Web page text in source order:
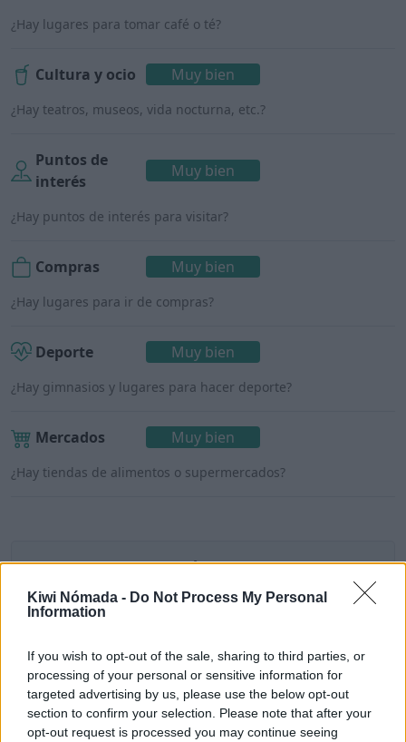
Kiwi Nómada - Do Not Process My Personal
Information
If you wish to opt-out of the sale, sharing to third parties, or
processing of your personal or sensitive information for
targeted advertising by us, please use the below opt-out
section to confirm your selection. Please note that after your
opt-out request is processed you may continue seeing
¿Hay lugares para tomar café o té?
Cultura y ocio Muy bien
¿Hay teatros, museos, vida nocturna, etc.?
Puntos de
interés
Muy bien
¿Hay puntos de interés para visitar?
Compras Muy bien
¿Hay lugares para ir de compras?
Deporte Muy bien
¿Hay gimnasios y lugares para hacer deporte?
Mercados Muy bien
¿Hay tiendas de alimentos o supermercados?
Iquique para nómadas digitales
Una vez detallados los puntos anteriores, ¿Iquique
Con una puntuación de 3,7/5,Iquique es un buen
lugar para vivir como nómada digital.